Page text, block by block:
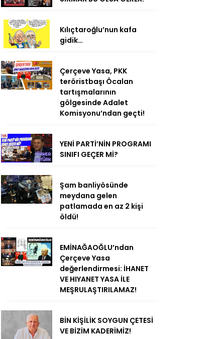
Kılıçtaroğlu’nun kafa
gidik…
Çerçeve Yasa, PKK
teröristbaşı Öcalan
tartışmalarının
gölgesinde Adalet
Komisyonu’ndan geçti!
YENİ PARTİ’NİN PROGRAMI
SINIFI GEÇER Mİ?
Şam banliyösünde
meydana gelen
patlamada en az 2 kişi
öldü!
EMİNAĞAOĞLU’ndan
Çerçeve Yasa
değerlendirmesi: İHANET
VE HIYANET YASA İLE
MEŞRULAŞTIRILAMAZ!
BİN KİŞİLİK SOYGUN ÇETESİ
VE BİZİM KADERİMİZ!